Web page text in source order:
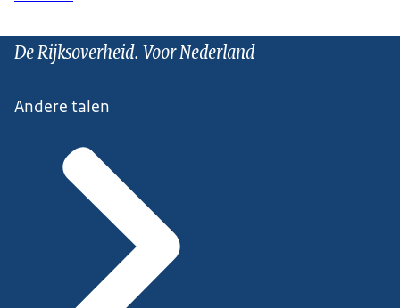
De Rijksoverheid. Voor Nederland
Andere talen